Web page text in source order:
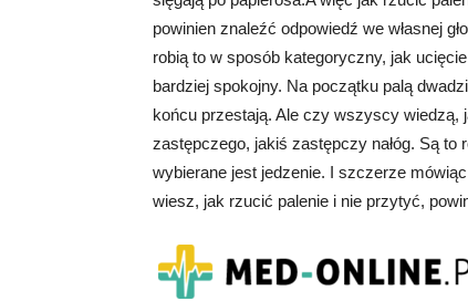
powinien znaleźć odpowiedź we własnej
robią to w sposób kategoryczny, jak
bardziej spokojny. Na początku palą
końcu przestają. Ale czy wszyscy
zastępczego, jakiś zastępczy nałóg. Są
wybierane jest jedzenie. I szczerze
wiesz, jak rzucić palenie i nie przytyć,